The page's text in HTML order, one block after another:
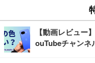
【動画レビュー
ouTubeチャンネ